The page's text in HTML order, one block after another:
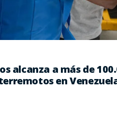
alcanza a más de
en